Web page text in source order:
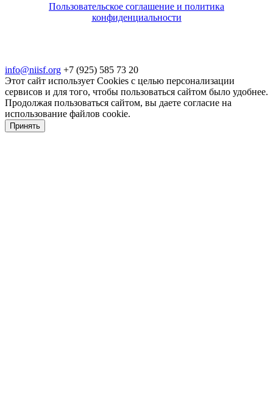
Пользовательское соглашение и политика
конфиденциальности
info@niisf.org +7 (925) 585 73 20
Этот сайт использует Cookies с целью персонализации
сервисов и для того, чтобы пользоваться сайтом было удобнее.
Продолжая пользоваться сайтом, вы даете согласие на
использование файлов cookie.
Принять